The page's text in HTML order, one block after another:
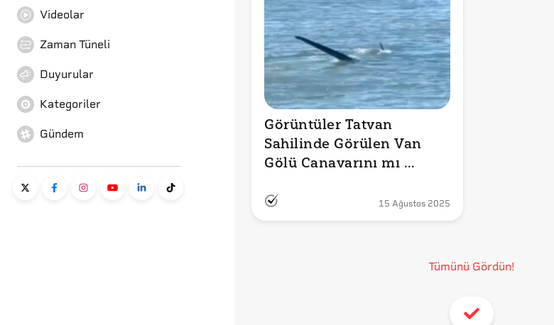
Videolar
Zaman Tüneli
Duyurular
Kategoriler
Gündem
Görüntüler Tatvan
Sahilinde Görülen Van
Gölü Canavarını mı
15 Ağustos 2025
Tümünü Gördün!